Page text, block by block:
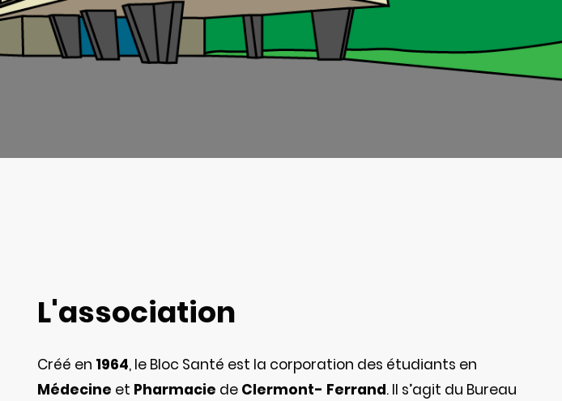
L'association
Créé en 1964, le Bloc Santé est la corporation des étudiants en
Médecine et Pharmacie de Clermont- Ferrand. Il s’agit du Bureau